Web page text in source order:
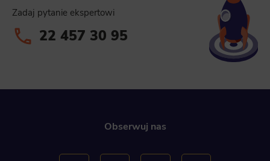
Zadaj pytanie ekspertowi
22 457 30 95
Obserwuj nas